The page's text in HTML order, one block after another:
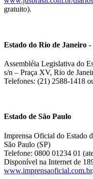
gratuito).
Estado do Rio de Janeiro
Assembléia Legislativa do
s/n – Praça XV, Rio de
Telefones: (21) 2588-1418
Estado de São Paulo
Imprensa Oficial do Estado
São Paulo (SP)
Telefone: 0800 01234 01
Disponível na Internet de
www.imprensaoficial.com.br.